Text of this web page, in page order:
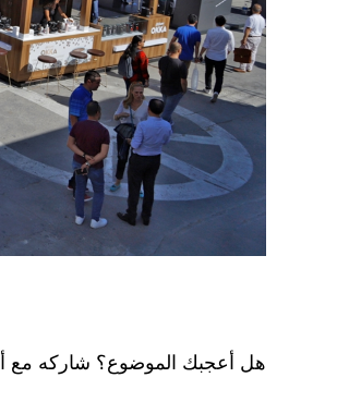
هل أعجبك الموضوع؟ شاركه مع